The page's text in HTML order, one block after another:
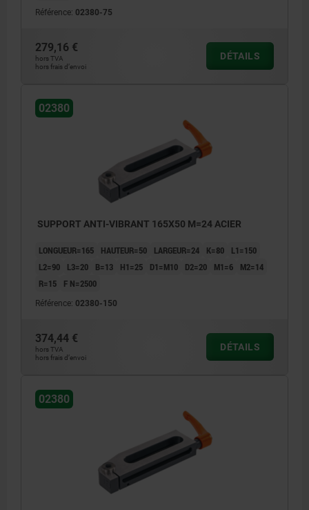
Référence: 02380-75
279,16 €
hors TVA
hors frais d’envoi
DÉTAILS
02380
SUPPORT ANTI-VIBRANT 165X50 M=24 ACIER
LONGUEUR=165 HAUTEUR=50 LARGEUR=24 K=80
L1=150
L2=90
L3=20 B=13 H1=25 D1=M10 D2=20 M1=6
M2=14
R=15
F N=2500
Référence: 02380-150
374,44 €
hors TVA
hors frais d’envoi
DÉTAILS
02380